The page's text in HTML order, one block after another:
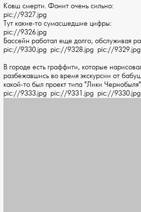
Ковш смерти. Фонит очень сильно:
pic://9327.jpg
Тут какие-то сумасшедшие цифры:
pic://9326.jpg
Бассейн работал еще долго, обслуживая
pic://9330.jpg pic://9328.jpg pic://9329.jpg
В городе есть граффити, которые
разбежавшись во время экскурсии от
какой-то был проект типа "Лики
pic://9333.jpg pic://9331.jpg pic://9330.jpg